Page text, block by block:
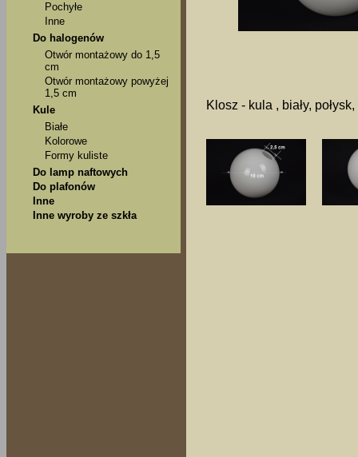
Pochyłe
Inne
Do halogenów
Otwór montażowy do 1,5
cm
Otwór montażowy powyżej
1,5 cm
Kule
Białe
Kolorowe
Formy kuliste
Do lamp naftowych
Do plafonów
Inne
Inne wyroby ze szkła
Klosz - kula , biały,